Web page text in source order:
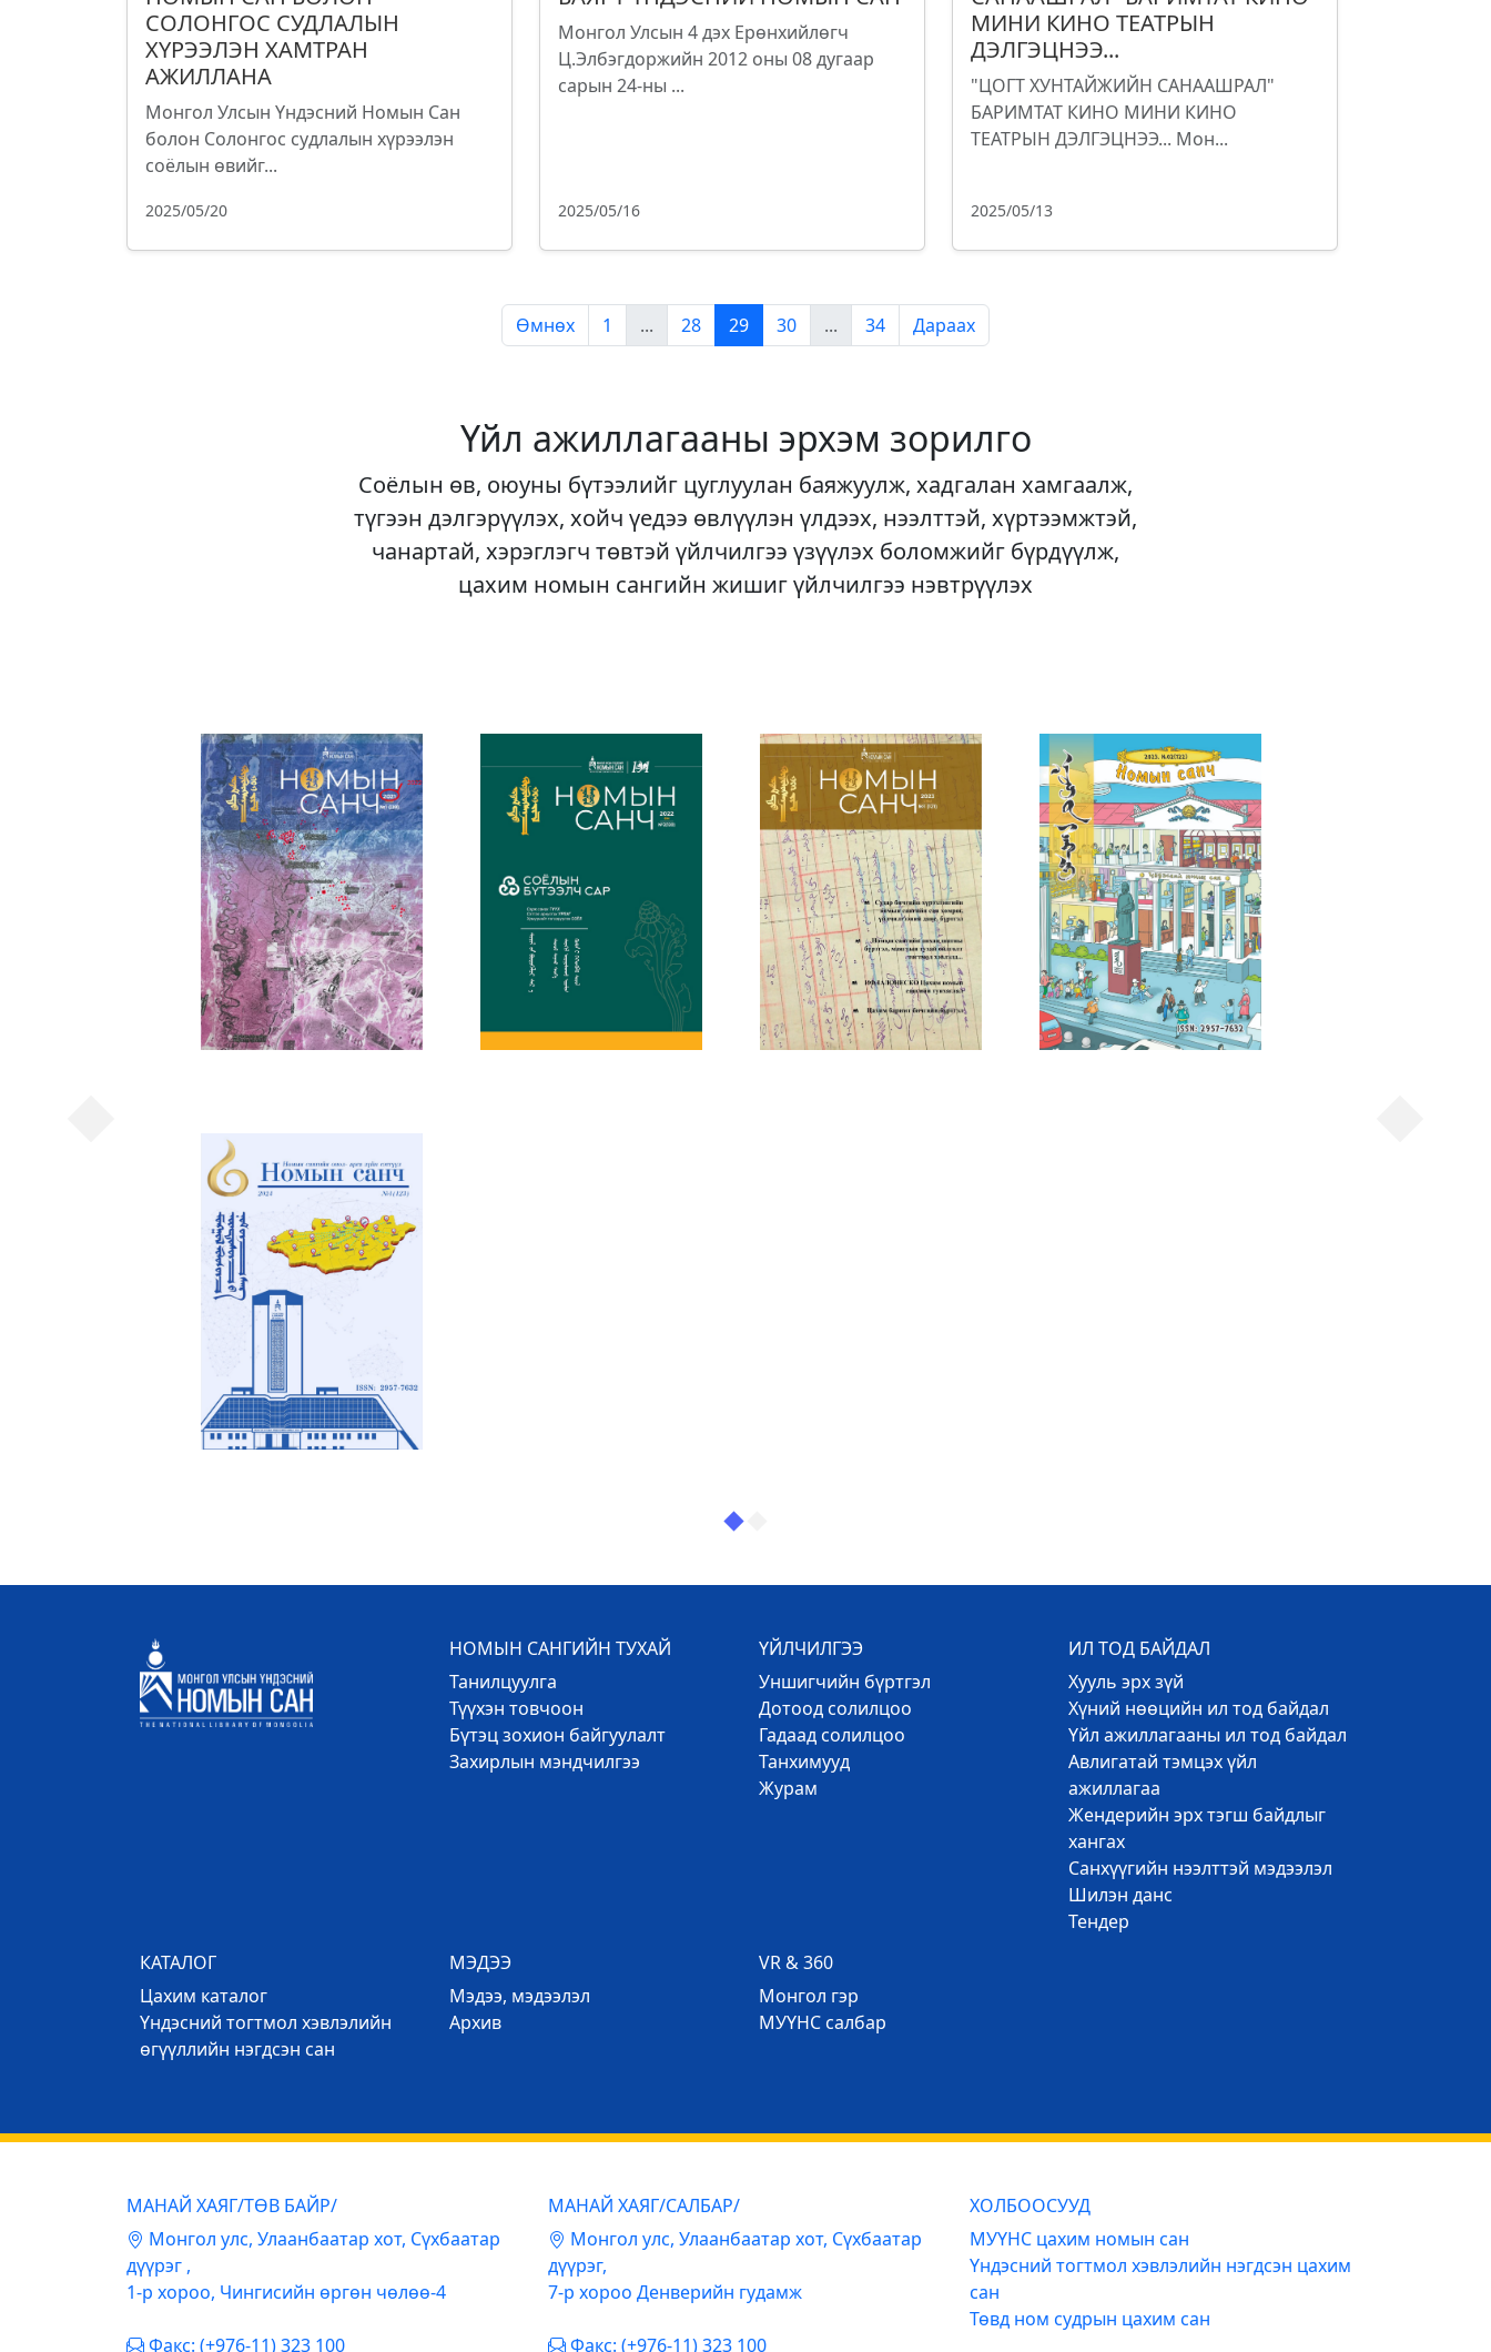
СОЛОНГОС СУДЛАЛЫН
ХҮРЭЭЛЭН ХАМТРАН
АЖИЛЛАНА
Монгол Улсын Үндэсний Номын Сан
болон Солонгос судлалын хүрээлэн
соёлын өвийг...
2025/05/20
Монгол Улсын 4 дэх Ерөнхийлөгч
Ц.Элбэгдоржийн 2012 оны 08 дугаар
сарын 24-ны ...
2025/05/16
МИНИ КИНО ТЕАТРЫН
ДЭЛГЭЦНЭЭ...
"ЦОГТ ХУНТАЙЖИЙН САНААШРАЛ"
БАРИМТАТ КИНО МИНИ КИНО
ТЕАТРЫН ДЭЛГЭЦНЭЭ... Мон...
2025/05/13
Өмнөх 1 ... 28 29 30 ... 34 Дараах
Үйл ажиллагааны эрхэм зорилго
Соёлын өв, оюуны бүтээлийг цуглуулан баяжуулж, хадгалан хамгаалж,
түгээн дэлгэрүүлэх, хойч үедээ өвлүүлэн үлдээх, нээлттэй, хүртээмжтэй,
чанартай, хэрэглэгч төвтэй үйлчилгээ үзүүлэх боломжийг бүрдүүлж,
цахим номын сангийн жишиг үйлчилгээ нэвтрүүлэх
НОМЫН САНГИЙН ТУХАЙ
Танилцуулга
Түүхэн товчоон
Бүтэц зохион байгуулалт
Захирлын мэндчилгээ
ҮЙЛЧИЛГЭЭ
Уншигчийн бүртгэл
Дотоод солилцоо
Гадаад солилцоо
Танхимууд
Журам
ИЛ ТОД БАЙДАЛ
Хууль эрх зүй
Хүний нөөцийн ил тод байдал
Үйл ажиллагааны ил тод байдал
Авлигатай тэмцэх үйл
ажиллагаа
Жендерийн эрх тэгш байдлыг
хангах
Санхүүгийн нээлттэй мэдээлэл
Шилэн данс
Тендер
КАТАЛОГ
Цахим каталог
Үндэсний тогтмол хэвлэлийн
өгүүллийн нэгдсэн сан
МЭДЭЭ
Mэдээ, мэдээлэл
Архив
VR & 360
Mонгол гэр
МУҮНС салбар
МАНАЙ ХАЯГ/ТӨВ БАЙР/
Mонгол улс, Улаанбаатар хот, Сүхбаатар
дүүрэг ,
1-р хороо, Чингисийн өргөн чөлөө-4
Факс: (+976-11) 323 100
МАНАЙ ХАЯГ/САЛБАР/
Mонгол улс, Улаанбаатар хот, Сүхбаатар
дүүрэг,
7-р хороо Денверийн гудамж
Факс: (+976-11) 323 100
ХОЛБООСУУД
МУҮНС цахим номын сан
Үндэсний тогтмол хэвлэлийн нэгдсэн цахим
сан
Төвд ном судрын цахим сан